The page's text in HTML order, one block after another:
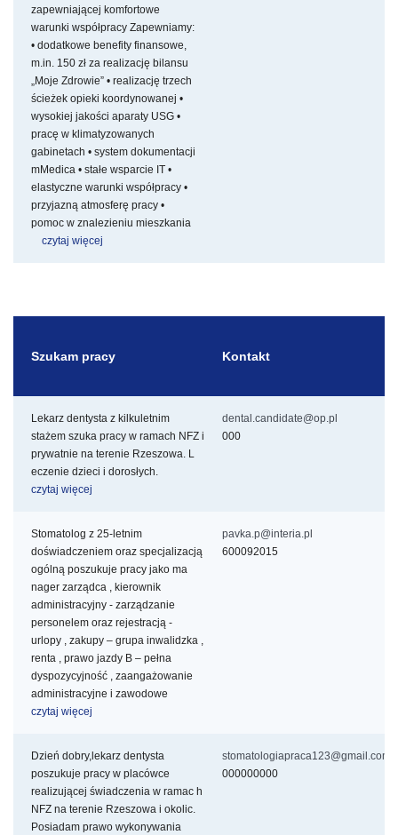
zapewniającej komfortowe
warunki współpracy Zapewniamy:
• dodatkowe benefity finansowe,
m.in. 150 zł za realizację bilansu
„Moje Zdrowie” • realizację trzech
ścieżek opieki koordynowanej •
wysokiej jakości aparaty USG •
pracę w klimatyzowanych
gabinetach • system dokumentacji
mMedica • stałe wsparcie IT •
elastyczne warunki współpracy •
przyjazną atmosferę pracy •
pomoc w znalezieniu mieszkania
czytaj więcej
Szukam pracy Kontakt
Lekarz dentysta z kilkuletnim
stażem szuka pracy w ramach NFZ i
prywatnie na terenie Rzeszowa. L
eczenie dzieci i dorosłych.
czytaj więcej
dental.candidate@op.pl
000
Stomatolog z 25-letnim
doświadczeniem oraz specjalizacją
ogólną poszukuje pracy jako ma
nager zarządca , kierownik
administracyjny - zarządzanie
personelem oraz rejestracją -
urlopy , zakupy – grupa inwalidzka ,
renta , prawo jazdy B – pełna
dyspozycyjność , zaangażowanie
administracyjne i zawodowe
czytaj więcej
pavka.p@interia.pl
600092015
Dzień dobry,lekarz dentysta
poszukuje pracy w placówce
realizującej świadczenia w ramac h
NFZ na terenie Rzeszowa i okolic.
Posiadam prawo wykonywania
stomatologiapraca123@gmail.com
000000000